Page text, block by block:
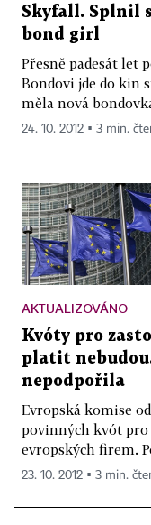
Skyfall. Splnil
bond girl
Přesně padesát let
Bondovi jde do kin
měla nová
24. 10. 2012 ▪ 3 min.
AKTUALIZOVÁNO
Kvóty pro
platit
nepodpořila
Evropská komise
povinných kvót pro
evropských firem.
23. 10. 2012 ▪ 3 min.